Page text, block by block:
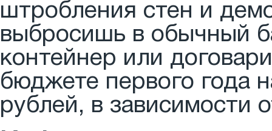
штробления стен и
выбросишь в обычный
контейнер или
бюджете первого года
рублей, в зависимости